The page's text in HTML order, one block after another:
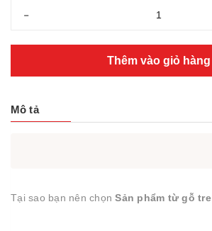
-
Thêm vào giỏ hàng
Mô tả
Tại sao bạn nên chọnSản phẩm từ gỗ tre